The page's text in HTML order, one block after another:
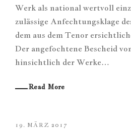
Werk als national wertvoll
zulässige Anfechtungsklage
dem aus dem Tenor
Der angefochtene Bescheid
hinsichtlich der Werke…
Read More
19. MÄRZ 2017